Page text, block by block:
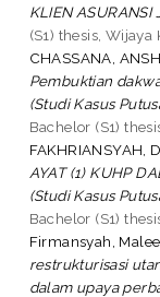
KLIEN ASURANSI
(S1) thesis,
CHASSANA,
Pembuktian
(Studi Kasus
Bachelor (S1)
FAKHRIANSYAH,
AYAT (1) KUHP
(Studi Kasus
Bachelor (S1)
Firmansyah,
restrukturisasi
dalam upaya